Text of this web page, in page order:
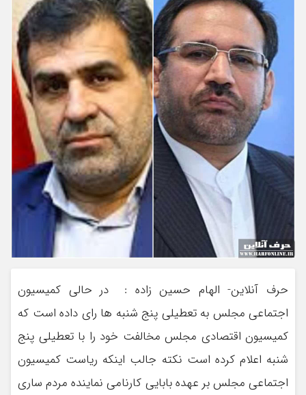
حرف آنلاین- الهام حسین زاده : در حالی کمیسیون
اجتماعی مجلس به تعطیلی پنج شنبه ها رای داده است که
کمیسیون اقتصادی مجلس مخالفت خود را با تعطیلی پنج
شنبه اعلام کرده است نکته جالب اینکه ریاست کمیسیون
اجتماعی مجلس بر عهده بابایی کارنامی نماینده مردم ساری